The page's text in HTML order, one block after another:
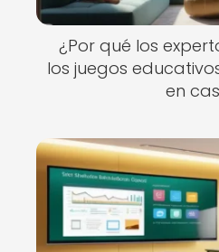
¿Por qué los
los juegos
en